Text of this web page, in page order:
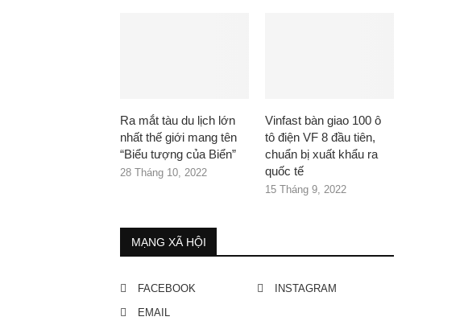
Ra mắt tàu du lịch lớn
nhất thế giới mang tên
“Biểu tượng của Biển”
28 Tháng 10, 2022
Vinfast bàn giao 100 ô
tô điện VF 8 đầu tiên,
chuẩn bị xuất khẩu ra
quốc tế
15 Tháng 9, 2022
MẠNG XÃ HỘI
FACEBOOK
INSTAGRAM
EMAIL